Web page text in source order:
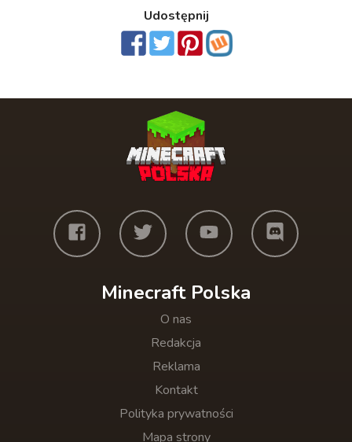
Udostępnij
Minecraft Polska
O nas
Redakcja
Reklama
Kontakt
Polityka prywatności
Mapa strony